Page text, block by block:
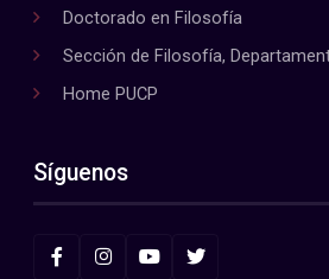
Doctorado en Filosofía
Sección de Filosofía,
Home PUCP
Síguenos